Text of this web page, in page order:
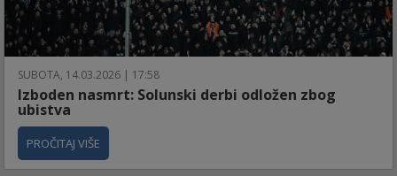
SUBOTA, 14.03.2026 | 17:58
Izboden nasmrt: Solunski derbi odložen zbog
ubistva
PROČITAJ VIŠE